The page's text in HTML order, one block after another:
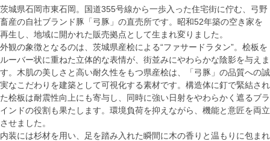
茨城県石岡市東石岡。国道355号線から一歩入った住宅街に佇む、弓野
畜産の自社ブランド豚「弓豚」の直売所です。昭和52年築の空き家を
再生し、地域に開かれた販売拠点として生まれ変りました。
外観の象徴となるのは、茨城県産桧による“ファサードラタン”。桧板を
ルーバー状に重ねた立体的な表情が、街並みにやわらかな陰影を与えま
す。木肌の美しさと高い耐久性をもつ県産桧は、「弓豚」の品質への誠
実なこだわりを建築として可視化する素材です。構造体に釘で緊結され
た桧板は耐震性向上にも寄与し、同時に強い日射をやわらかく遮るブラ
インドの役割も果たします。環境負荷を抑えながら、機能と意匠を両立
させました。
内装には杉材を用い、足を踏み入れた瞬間に木の香りと温もりに包まれ